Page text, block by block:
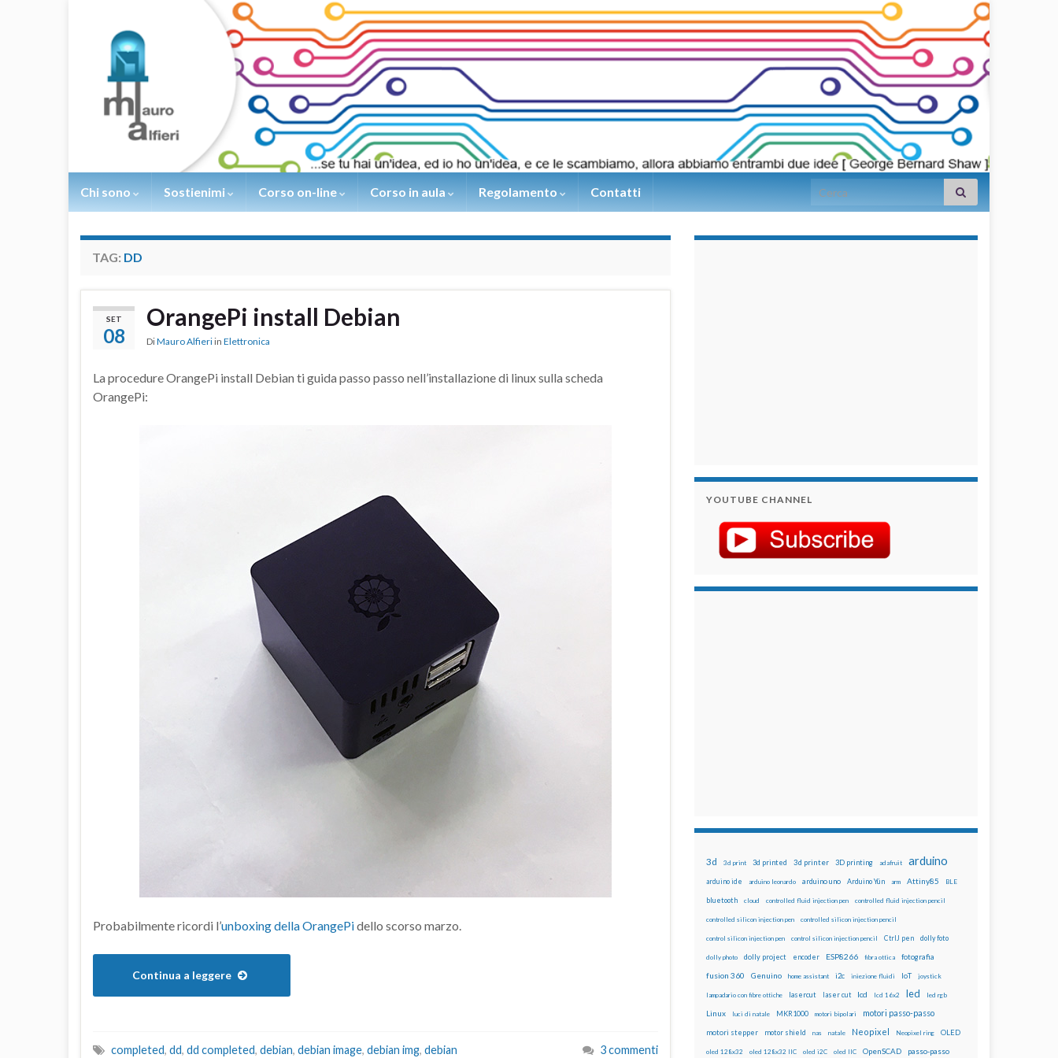
Chi sono Sostienimi Corso on-line Corso in aula Regolamento Contatti Search for:
TAG: DD
SET
08
OrangePi install Debian
DiMauro Alfieri in Elettronica
La procedure OrangePi install Debian ti guida passo passo nell’installazione di linux sulla scheda
OrangePi:
Probabilmente ricordi l’unboxing della OrangePidello scorso marzo.
Continua a leggere
completed, dd, dd completed, debian, debian image, debian img, debian
3 commenti
YOUTUBE CHANNEL
3d 3d print 3d printed 3d printer 3D printing adafruit arduino
arduino ide arduino leonardo arduino uno Arduino Yún arm Attiny85 BLE
bluetooth cloud controlled fluid injection pen controlled fluid injection pencil
controlled silicon injection pen controlled silicon injection pencil
control silicon injection pen control silicon injection pencil CtrlJ pen dolly foto
dolly photo dolly project encoder ESP8266 fibra ottica fotografia
fusion 360 Genuino home assistant i2c iniezione fluidi IoT joystick
lampadario con fibre ottiche lasercut laser cut lcd lcd 16x2 led led rgb
Linux luci di natale MKR1000 motori bipolari motori passo-passo
motori stepper motor shield nas natale Neopixel Neopixel ring OLED
oled 128x32 oled 128x32 IIC oled i2C oled IIC OpenSCAD passo-passo